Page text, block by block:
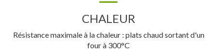
CHALEUR
Résistance maximale à la chaleur : plats chaud sortant d'un
four à 300°C